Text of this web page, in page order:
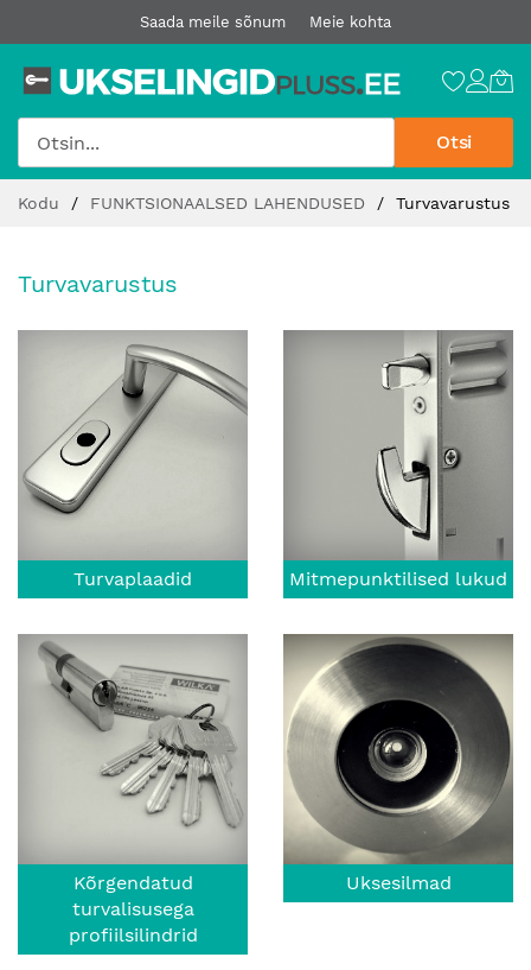
Saada meile sõnum Meie kohta
Otsi
sisu
Kodu FUNKTSIONAALSED LAHENDUSED Turvavarustus
Turvavarustus
Turvaplaadid Mitmepunktilised lukud
Kõrgendatud
turvalisusega
profiilsilindrid
Uksesilmad